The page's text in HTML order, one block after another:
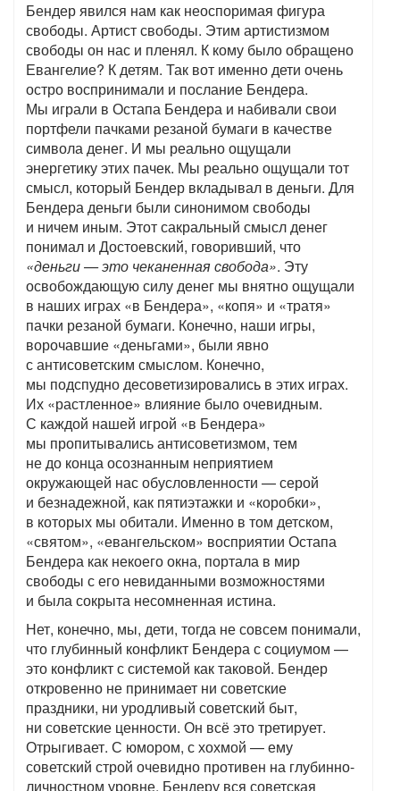
Бендер явился нам как неоспоримая фигура
свободы. Артист свободы. Этим артистизмом
свободы он нас и пленял. К кому было обращено
Евангелие? К детям. Так вот именно дети очень
остро воспринимали и послание Бендера.
Мы играли в Остапа Бендера и набивали свои
портфели пачками резаной бумаги в качестве
символа денег. И мы реально ощущали
энергетику этих пачек. Мы реально ощущали тот
смысл, который Бендер вкладывал в деньги. Для
Бендера деньги были синонимом свободы
и ничем иным. Этот сакральный смысл денег
понимал и Достоевский, говоривший, что
«деньги — это чеканенная свобода». Эту
освобождающую силу денег мы внятно ощущали
в наших играх «в Бендера», «копя» и «тратя»
пачки резаной бумаги. Конечно, наши игры,
ворочавшие «деньгами», были явно
с антисоветским смыслом. Конечно,
мы подспудно десоветизировались в этих играх.
Их «растленное» влияние было очевидным.
С каждой нашей игрой «в Бендера»
мы пропитывались антисоветизмом, тем
не до конца осознанным неприятием
окружающей нас обусловленности — серой
и безнадежной, как пятиэтажки и «коробки»,
в которых мы обитали. Именно в том детском,
«святом», «евангельском» восприятии Остапа
Бендера как некоего окна, портала в мир
свободы с его невиданными возможностями
и была сокрыта несомненная истина.
Нет, конечно, мы, дети, тогда не совсем понимали,
что глубинный конфликт Бендера с социумом —
это конфликт с системой как таковой. Бендер
откровенно не принимает ни советские
праздники, ни уродливый советский быт,
ни советские ценности. Он всё это третирует.
Отрыгивает. С юмором, с хохмой — ему
советский строй очевидно противен на глубинно-
личностном уровне. Бендеру вся советская